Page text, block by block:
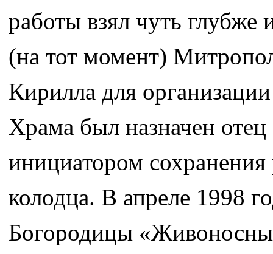
работы взял чуть
(на тот момент)
Кирилла для
Храма был назначен
инициатором
колодца. В апреле 1998
Богородицы